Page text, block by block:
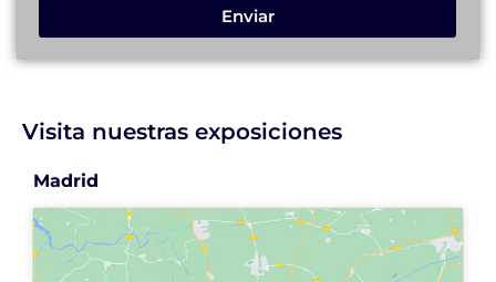
Enviar
Visita nuestras exposiciones
Madrid